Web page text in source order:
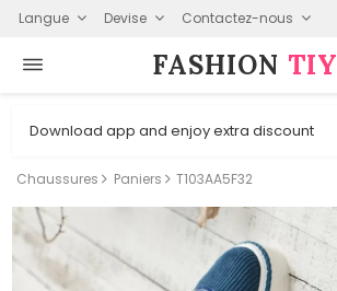
Langue Devise Contactez-nous
FASHION⁠ TIY
Download app and enjoy extra discount
Chaussures Paniers T103AA5F32